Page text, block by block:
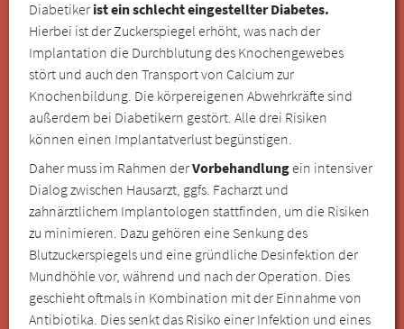
Diabetiker ist ein schlecht eingestellter Diabetes.
Hierbei ist der Zuckerspiegel erhöht, was nach der
Implantation die Durchblutung des Knochengewebes
stört und auch den Transport von Calcium zur
Knochenbildung. Die körpereigenen Abwehrkräfte sind
außerdem bei Diabetikern gestört. Alle drei Risiken
können einen Implantatverlust begünstigen.
Daher muss im Rahmen derVorbehandlungein intensiver
Dialog zwischen Hausarzt, ggfs. Facharzt und
zahnärztlichem Implantologen stattfinden, um die Risiken
zu minimieren. Dazu gehören eine Senkung des
Blutzuckerspiegels und eine gründliche Desinfektion der
Mundhöhle vor, während und nach der Operation. Dies
geschieht oftmals in Kombination mit der Einnahme von
Antibiotika. Dies senkt das Risiko einer Infektion und eines